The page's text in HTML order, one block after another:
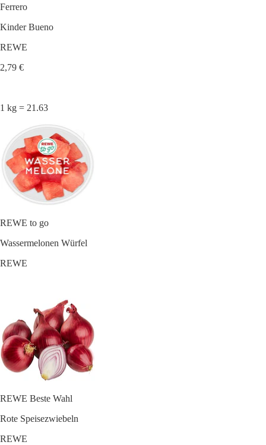
Ferrero
Kinder Bueno
REWE
2,79 €
1 kg = 21.63
REWE to go
Wassermelonen Würfel
REWE
REWE Beste Wahl
Rote Speisezwiebeln
REWE